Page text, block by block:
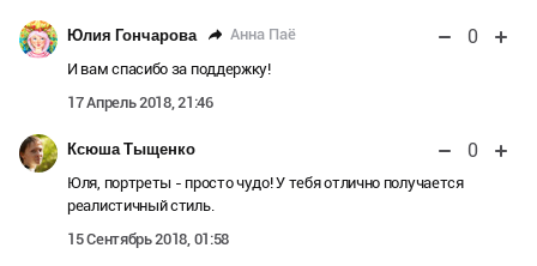
Юлия Гончарова Анна Паё 0
И вам спасибо за поддержку!
17 Апрель 2018, 21:46
Ксюша Тыщенко 0
Юля, портреты - просто чудо! У тебя отлично получается
реалистичный стиль.
15 Сентябрь 2018, 01:58